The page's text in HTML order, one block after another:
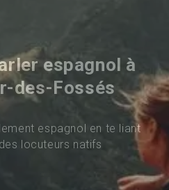
espagnol à
des-Fossés
espagnol en te liant
locuteurs natifs